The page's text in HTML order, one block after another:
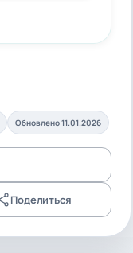
Обновлено 11.01.2026
Поделиться